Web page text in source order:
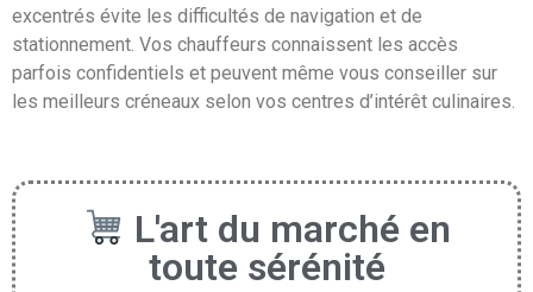
excentrés évite les difficultés de navigation et de
stationnement. Vos chauffeurs connaissent les accès
parfois confidentiels et peuvent même vous conseiller sur
les meilleurs créneaux selon vos centres d’intérêt culinaires.
L'art du marché en
toute sérénité